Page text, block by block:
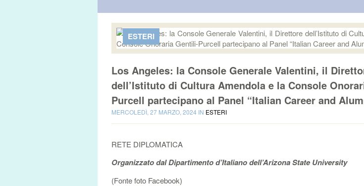
ESTERI
Los Angeles: la Console Generale Valentini, il
dell’Istituto di Cultura Amendola e la Console
Purcell partecipano al Panel “Italian Career and
MERCOLEDÌ, 27 MARZO, 2024 IN ESTERI
RETE DIPLOMATICA
Organizzato dal Dipartimento d’Italiano dell’Arizona State University
(Fonte foto Facebook)